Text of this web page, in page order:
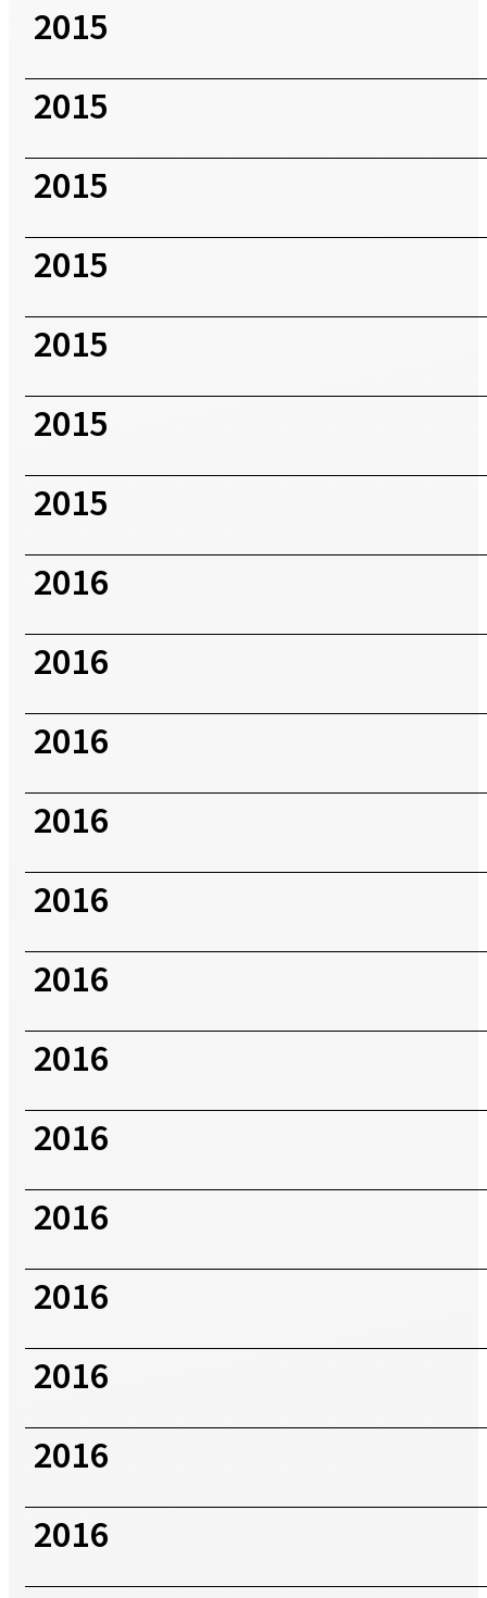
2015
2015
2015
2015
2015
2015
2015
2016
2016
2016
2016
2016
2016
2016
2016
2016
2016
2016
2016
2016